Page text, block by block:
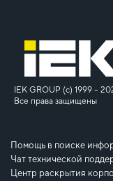
IEK GROUP (c) 1999 –
Все права защищены
Помощь в поиске
Чат технической
Центр раскрытия